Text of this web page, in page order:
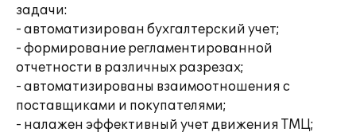
задачи:
- автоматизирован бухгалтерский учет;
- формирование регламентированной
отчетности в различных разрезах;
- автоматизированы взаимоотношения с
поставщиками и покупателями;
- налажен эффективный учет движения ТМЦ;